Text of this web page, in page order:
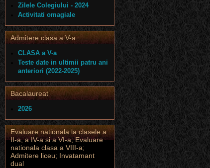
Zilele Colegiului - 2024
Activitati omagiale
Admitere clasa a V-a
CLASA a V-a
Teste date in ultimii patru ani
anteriori (2022-2025)
Bacalaureat
2026
Evaluare nationala la clasele a
II-a, a IV-a si a VI-a; Evaluare
nationala clasa a VIII-a;
Admitere liceu; Invatamant
dual